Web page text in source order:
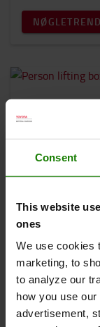
Consent
This website
ones
We use cookies
marketing, to
to analyze our
how you use
advertisement,
Sikkerhed
Sikkerhed er
teknologier,
anvendelsen
Systems),